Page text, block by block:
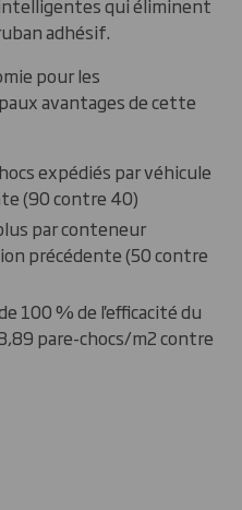
adhésif.
pour les
avantages de cette
expédiés par véhicule
(90 contre 40)
par conteneur
précédente (50 contre
100 % de l'efficacité du
pare-chocs/m2 contre